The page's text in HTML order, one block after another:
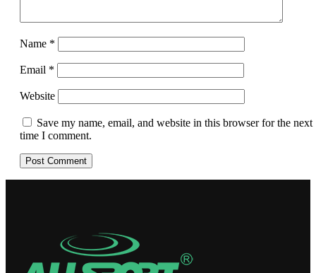
Name *
Email *
Website
Save my name, email, and website in this browser for the next
time I comment.